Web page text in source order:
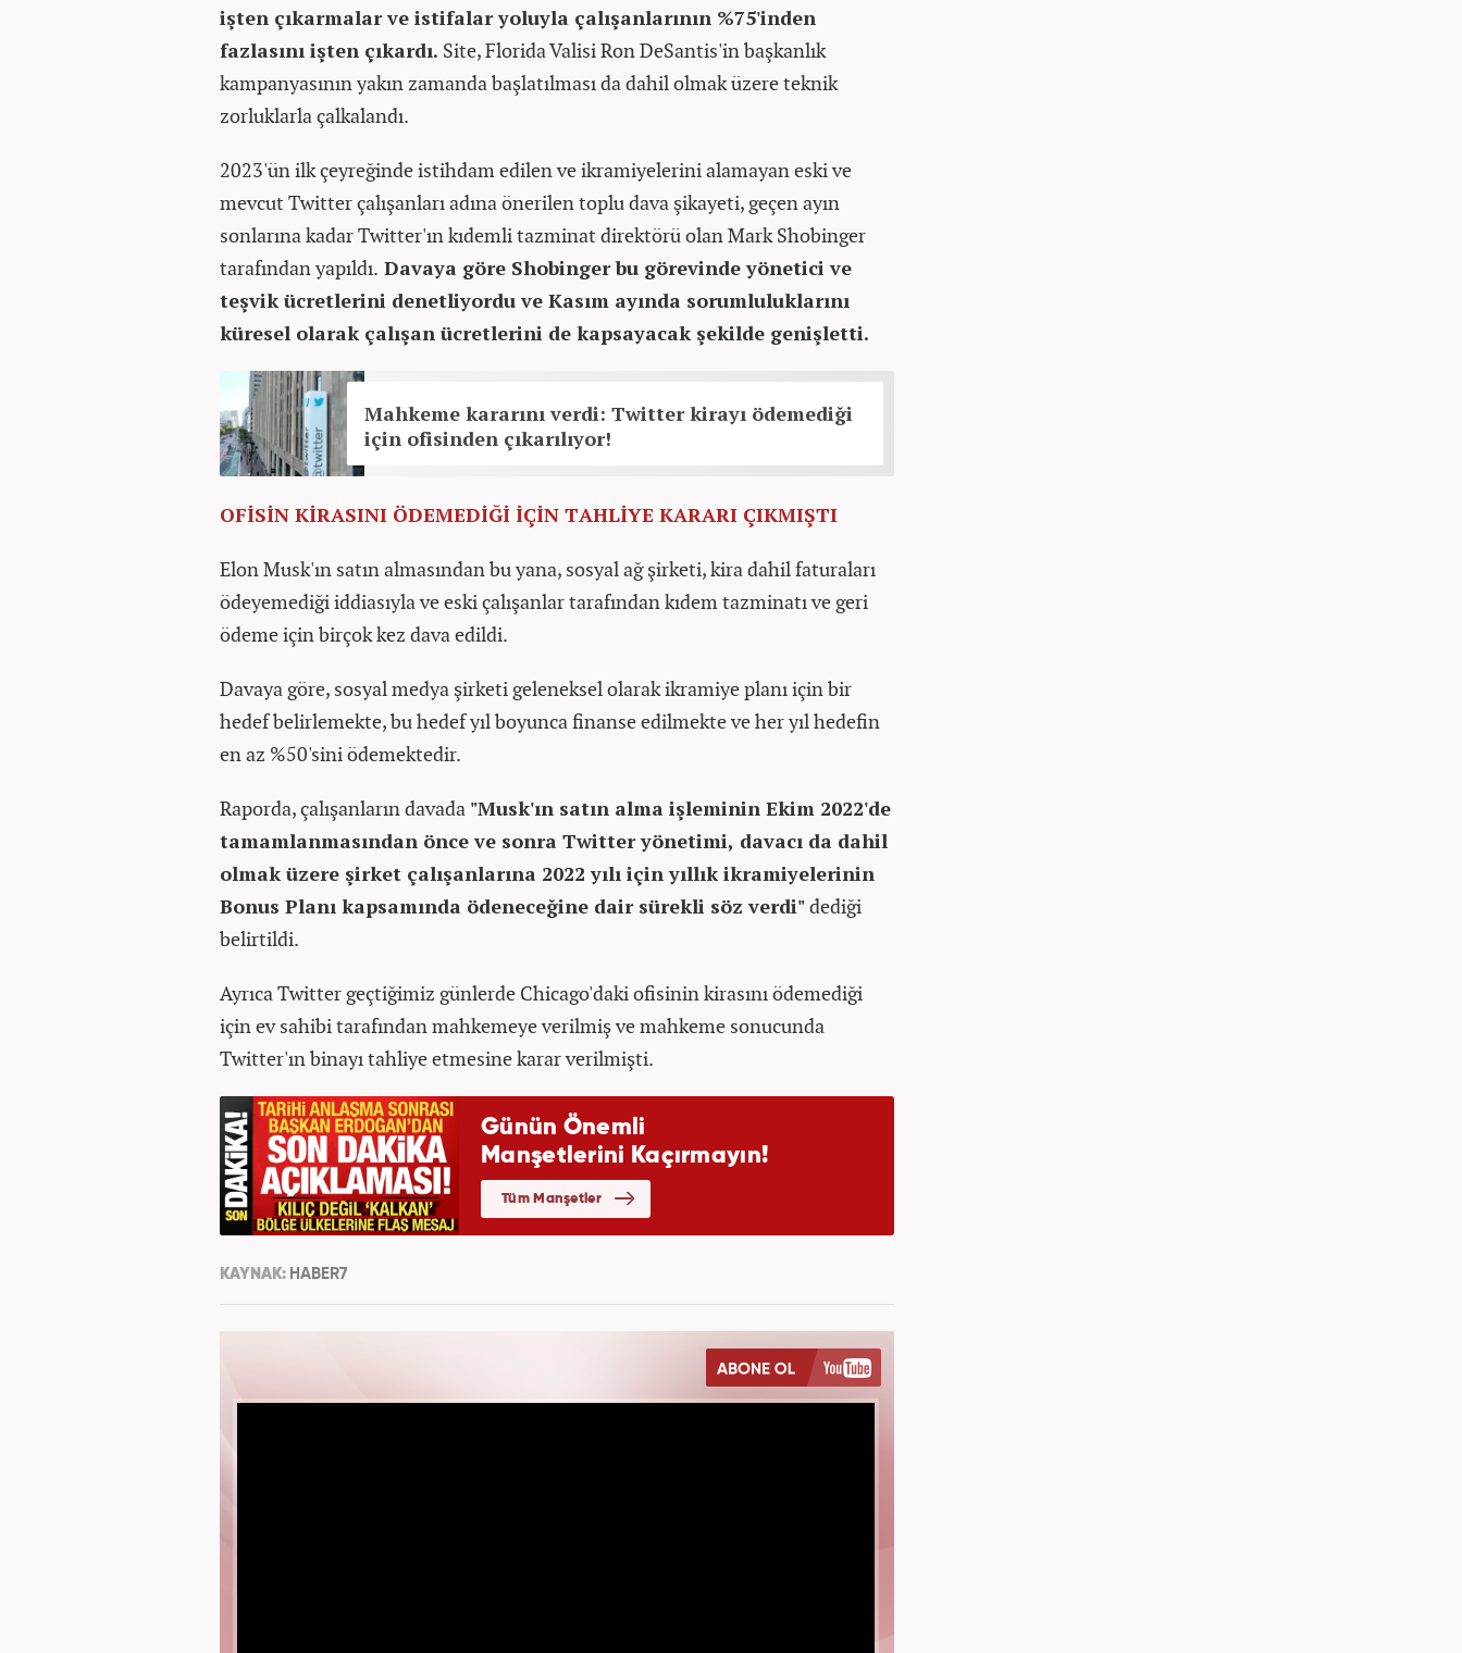
işten çıkarmalar ve istifalar yoluyla çalışanlarının %75'inden
fazlasını işten çıkardı. Site, Florida Valisi Ron DeSantis'in başkanlık
kampanyasının yakın zamanda başlatılması da dahil olmak üzere teknik
zorluklarla çalkalandı.
2023'ün ilk çeyreğinde istihdam edilen ve ikramiyelerini alamayan eski ve
mevcut Twitter çalışanları adına önerilen toplu dava şikayeti, geçen ayın
sonlarına kadar Twitter'ın kıdemli tazminat direktörü olan Mark Shobinger
tarafından yapıldı. Davaya göre Shobinger bu görevinde yönetici ve
teşvik ücretlerini denetliyordu ve Kasım ayında sorumluluklarını
küresel olarak çalışan ücretlerini de kapsayacak şekilde genişletti.
Mahkeme kararını verdi: Twitter kirayı ödemediği
için ofisinden çıkarılıyor!
OFİSİN KİRASINI ÖDEMEDİĞİ İÇİN TAHLİYE KARARI ÇIKMIŞTI
Elon Musk'ın satın almasından bu yana, sosyal ağ şirketi, kira dahil faturaları
ödeyemediği iddiasıyla ve eski çalışanlar tarafından kıdem tazminatı ve geri
ödeme için birçok kez dava edildi.
Davaya göre, sosyal medya şirketi geleneksel olarak ikramiye planı için bir
hedef belirlemekte, bu hedef yıl boyunca finanse edilmekte ve her yıl hedefin
en az %50'sini ödemektedir.
Raporda, çalışanların davada "Musk'ın satın alma işleminin Ekim 2022'de
tamamlanmasından önce ve sonra Twitter yönetimi, davacı da dahil
olmak üzere şirket çalışanlarına 2022 yılı için yıllık ikramiyelerinin
Bonus Planı kapsamında ödeneceğine dair sürekli söz verdi"dediği
belirtildi.
Ayrıca Twitter geçtiğimiz günlerde Chicago'daki ofisinin kirasını ödemediği
için ev sahibi tarafından mahkemeye verilmiş ve mahkeme sonucunda
Twitter'ın binayı tahliye etmesine karar verilmişti.
KAYNAK: HABER7